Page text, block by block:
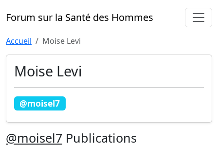
Forum sur la Santé des Hommes
Accueil Moise Levi
Moise Levi
@moisel7
@moisel7 Publications